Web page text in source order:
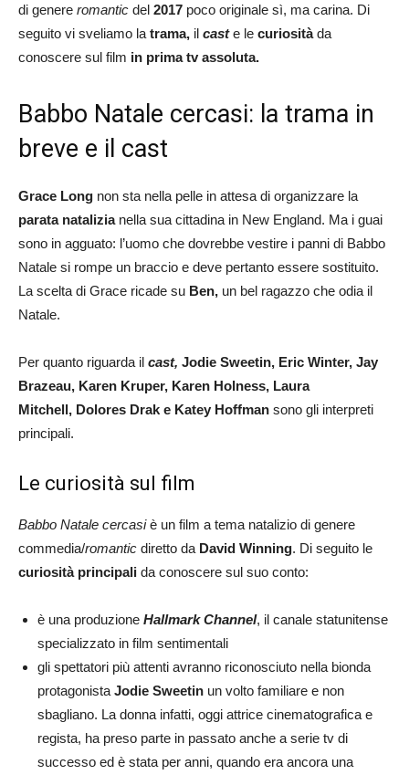
di genere romantic del 2017 poco originale sì, ma carina. Di
seguito vi sveliamo la trama, il caste le curiositàda
conoscere sul film in prima tv assoluta.
Babbo Natale cercasi: la trama in
breve e il cast
Grace Long non sta nella pelle in attesa di organizzare la
parata natalizianella sua cittadina in New England. Ma i guai
sono in agguato: l’uomo che dovrebbe vestire i panni di Babbo
Natale si rompe un braccio e deve pertanto essere sostituito.
La scelta di Grace ricade su Ben, un bel ragazzo che odia il
Natale.
Per quanto riguarda il cast, Jodie Sweetin, Eric Winter, Jay
Brazeau, Karen Kruper, Karen Holness, Laura
Mitchell, Dolores Drak e Katey Hoffman sono gli interpreti
principali.
Le curiosità sul film
Babbo Natale cercasiè un film a tema natalizio di genere
commedia/romantic diretto da David Winning. Di seguito le
curiosità principali da conoscere sul suo conto:
è una produzione Hallmark Channel, il canale statunitense
specializzato in film sentimentali
gli spettatori più attenti avranno riconosciuto nella bionda
protagonista Jodie Sweetin un volto familiare e non
sbagliano. La donna infatti, oggi attrice cinematografica e
regista, ha preso parte in passato anche a serie tv di
successo ed è stata per anni, quando era ancora una